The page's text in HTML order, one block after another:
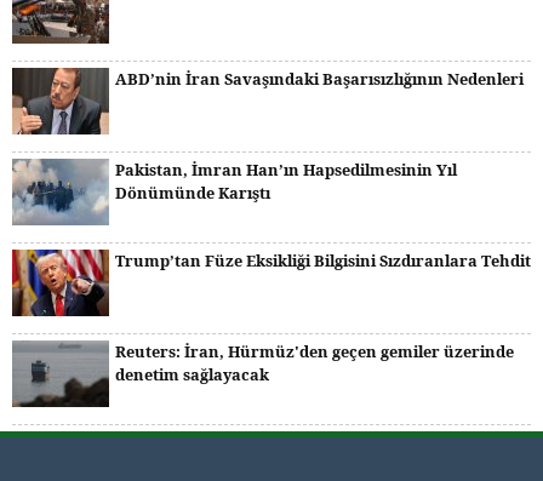
ABD’nin İran Savaşındaki Başarısızlığının Nedenleri
Pakistan, İmran Han’ın Hapsedilmesinin Yıl
Dönümünde Karıştı
Trump’tan Füze Eksikliği Bilgisini Sızdıranlara Tehdit
Reuters: İran, Hürmüz'den geçen gemiler üzerinde
denetim sağlayacak